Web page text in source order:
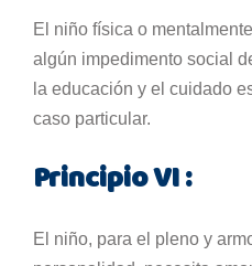
El niño física o
algún impedimento social
la educación y el cuidado
caso particular.
Principio VI :
El niño, para el pleno y